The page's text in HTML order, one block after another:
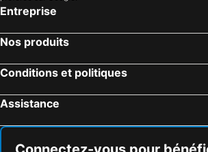
Entreprise
Nos produits
Conditions et politiques
Assistance